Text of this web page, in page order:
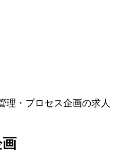
理・プロセス企画の求人